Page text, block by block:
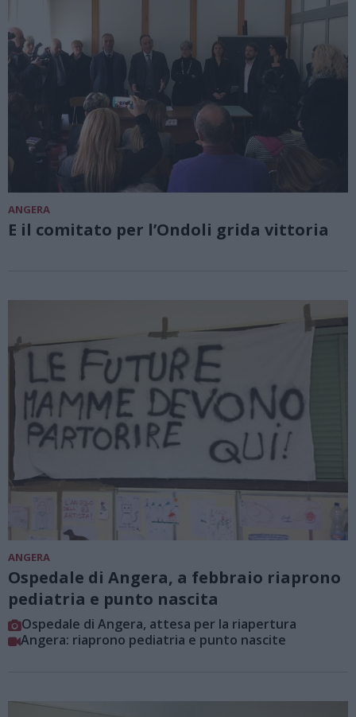
ANGERA
E il comitato per l’Ondoli grida vittoria
ANGERA
Ospedale di Angera, a febbraio riaprono
pediatria e punto nascita
Ospedale di Angera, attesa per la riapertura
Angera: riaprono pediatria e punto nascite